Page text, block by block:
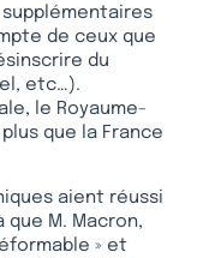
de ceux que
du
etc…).
le Royaume-
que la France
aient réussi
que M. Macron,
» et